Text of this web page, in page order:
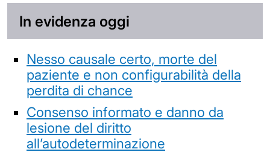
In evidenza oggi
Nesso causale certo, morte del
paziente e non configurabilità della
perdita di chance
Consenso informato e danno da
lesione del diritto
all’autodeterminazione